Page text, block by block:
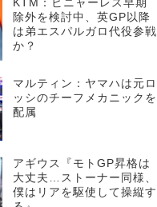
KTM：ビニャーレス早期
除外を検討中、英GP以降
は弟エスパルガロ代役参戦
か？
マルティン：ヤマハは元ロ
ッシのチーフメカニックを
配属
アギウス『モトGP昇格は
大丈夫…ストーナー同様、
僕はリアを駆使して操縦す